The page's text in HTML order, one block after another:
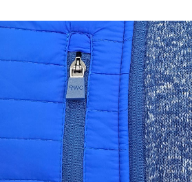
이코 라이프 하